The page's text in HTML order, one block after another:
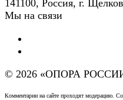
141100, Россия, г.
Мы на связи
© 2026 «ОПОРА
Комментарии на сайте проходят модерацию.